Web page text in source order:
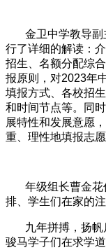
金卫中学教导副
行了详细的解读：
招生、名额分配综
报原则，对2023年
填报方式、各校招
和时间节点等。同
展特性和发展意愿
重、理性地填报志愿
年级组长曹金花
排、学生们在家的
九年拼搏，扬帆
骏马学子们在求学